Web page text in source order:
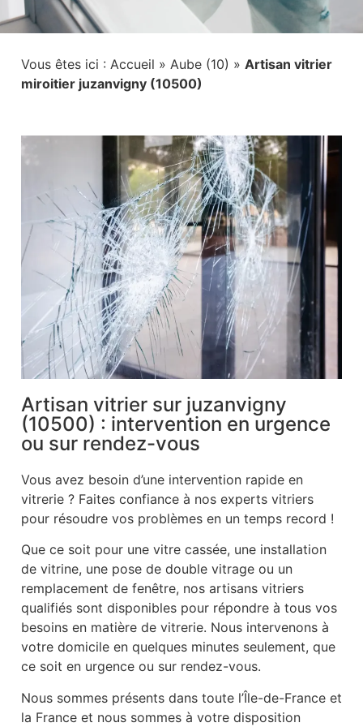
Vous êtes ici : Accueil » Aube (10) » Artisan vitrier
miroitier juzanvigny (10500)
Artisan vitrier sur juzanvigny
(10500) : intervention en urgence
ou sur rendez-vous
Vous avez besoin d’une intervention rapide en
vitrerie ? Faites confiance à nos experts vitriers
pour résoudre vos problèmes en un temps record !
Que ce soit pour une vitre cassée, une installation
de vitrine, une pose de double vitrage ou un
remplacement de fenêtre, nos artisans vitriers
qualifiés sont disponibles pour répondre à tous vos
besoins en matière de vitrerie. Nous intervenons à
votre domicile en quelques minutes seulement, que
ce soit en urgence ou sur rendez-vous.
Nous sommes présents dans toute l’Île-de-France et
la France et nous sommes à votre disposition